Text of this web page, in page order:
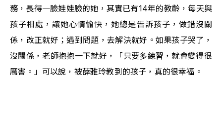
務，長得一臉娃娃臉的她，其實已有14年的教齡，每天與
孩子相處，讓她心情愉快，她總是告訴孩子，做錯沒關
係，改正就好；遇到問題，去解決就好。如果孩子哭了，
沒關係，老師抱抱一下就好，「只要多練習，就會變得很
厲害。」可以說，被薛雅玲教到的孩子，真的很幸福。